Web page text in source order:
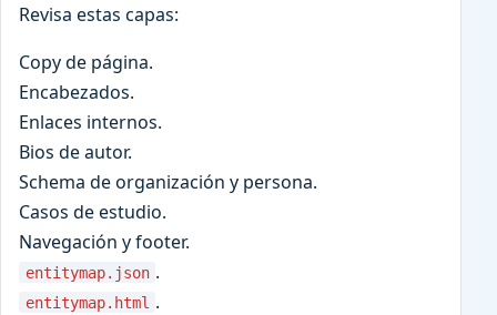
Revisa estas capas:
Copy de página.
Encabezados.
Enlaces internos.
Bios de autor.
Schema de organización y persona.
Casos de estudio.
Navegación y footer.
entitymap.json .
entitymap.html .